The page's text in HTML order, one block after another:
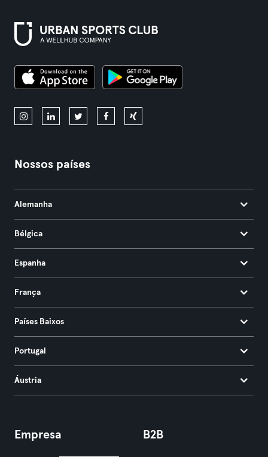
Nossos países
Alemanha
Bélgica
Espanha
França
Países Baixos
Portugal
Áustria
Empresa B2B